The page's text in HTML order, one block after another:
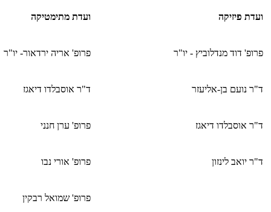
ועדת פיזיקה ועדת מתימטיקה
פרופ' דוד מנדלוביץ - יו"ר פרופ' אריה ירדאור- יו"ר
ד"ר נועם בן-אליעזר ד"ר אוסבלדו דיאגז
ד"ר אוסבלדו דיאגז פרופ' ערן חנני
ד"ר יואב לינזון פרופ' אורי נבו
פרופ' שמואל רבקין